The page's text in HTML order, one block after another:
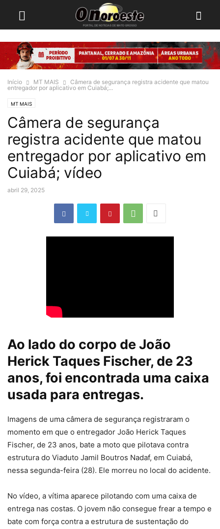
Início MT MAIS
Câmera de segurança registra acidente que matou
entregador por aplicativo em Cuiabá;...
MT MAIS
Câmera de segurança
registra acidente que matou
entregador por aplicativo em
Cuiabá; vídeo
abril 29, 2025
Ao lado do corpo de João
Herick Taques Fischer, de 23
anos, foi encontrada uma caixa
usada para entregas.
Imagens de uma câmera de segurança registraram o
momento em que o entregador João Herick Taques
Fischer, de 23 anos, bate a moto que pilotava contra
estrutura do Viaduto Jamil Boutros Nadaf, em Cuiabá,
nessa segunda-feira (28). Ele morreu no local do acidente.
No vídeo, a vítima aparece pilotando com uma caixa de
entrega nas costas. O jovem não consegue frear a tempo e
bate com força contra a estrutura de sustentação do